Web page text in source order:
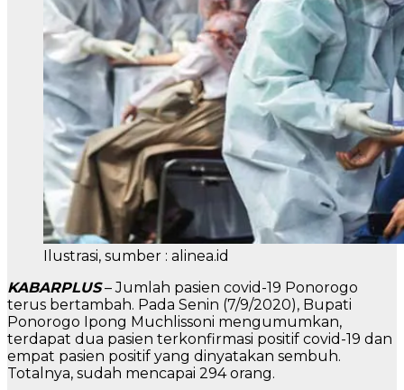
Ilustrasi, sumber : alinea.id
KABARPLUS – Jumlah pasien covid-19 Ponorogo
terus bertambah. Pada Senin (7/9/2020), Bupati
Ponorogo Ipong Muchlissoni mengumumkan,
terdapat dua pasien terkonfirmasi positif covid-19 dan
empat pasien positif yang dinyatakan sembuh.
Totalnya, sudah mencapai 294 orang.